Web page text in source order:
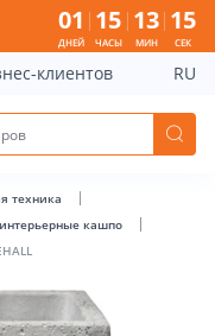
HELEHALL
01
ДНЕЙ
15
ЧАСЫ
13
МИН
15
СЕК
клиентов RU
техника
кашпо